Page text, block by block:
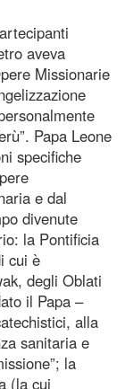
aveva
Missionarie
Papa Leone
specifiche
e dal
divenute
la Pontificia
cui è
degli Oblati
il Papa –
alla
sanitaria e
la
(la cui